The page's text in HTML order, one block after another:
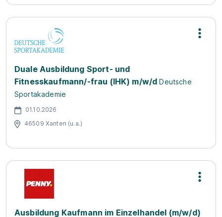
Duale Ausbildung Sport- und
Fitnesskaufmann/-frau (IHK) m/w/d Deutsche
Sportakademie
01.10.2026
46509 Xanten (u.a.)
Ausbildung Kaufmann im Einzelhandel (m/w/d)